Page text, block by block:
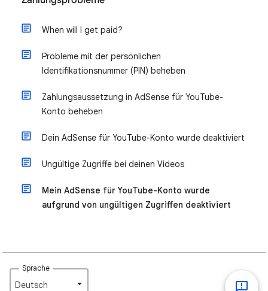
When will I get paid?
Probleme mit der persönlichen
Identifikationsnummer (PIN) beheben
Zahlungsaussetzung in AdSense für YouTube-
Konto beheben
Dein AdSense für YouTube-Konto wurde deaktiviert
Ungültige Zugriffe bei deinen Videos
Mein AdSense für YouTube-Konto wurde
aufgrund von ungültigen Zugriffen deaktiviert
Sprache
Deutsch‎